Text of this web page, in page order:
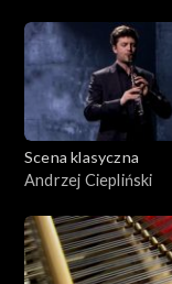
Scena klasyczna
Andrzej Ciepliński